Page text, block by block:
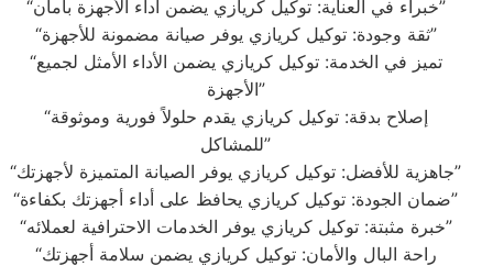
“خبراء في العناية: توكيل كريازي يضمن أداء الأجهزة بأمان”
“ثقة وجودة: توكيل كريازي يوفر صيانة مضمونة للأجهزة”
“تميز في الخدمة: توكيل كريازي يضمن الأداء الأمثل لجميع
الأجهزة”
“إصلاح بدقة: توكيل كريازي يقدم حلولاً فورية وموثوقة
للمشاكل”
“جاهزية للأفضل: توكيل كريازي يوفر الصيانة المتميزة لأجهزتك”
“ضمان الجودة: توكيل كريازي يحافظ على أداء أجهزتك بكفاءة”
“خبرة مثبتة: توكيل كريازي يوفر الخدمات الاحترافية لعملائه”
“راحة البال والأمان: توكيل كريازي يضمن سلامة أجهزتك